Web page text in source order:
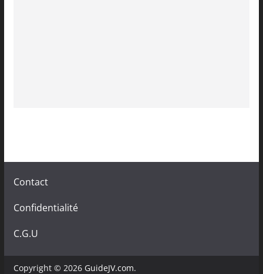
Contact
Confidentialité
C.G.U
Copyright © 2026 GuideJV.com.